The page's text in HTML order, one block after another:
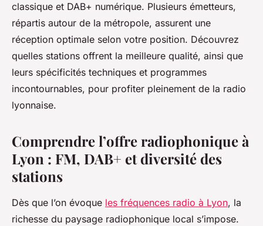
classique et DAB+ numérique. Plusieurs émetteurs,
répartis autour de la métropole, assurent une
réception optimale selon votre position. Découvrez
quelles stations offrent la meilleure qualité, ainsi que
leurs spécificités techniques et programmes
incontournables, pour profiter pleinement de la radio
lyonnaise.
Comprendre l’offre radiophonique à
Lyon : FM, DAB+ et diversité des
stations
Dès que l’on évoque les fréquences radio à Lyon, la
richesse du paysage radiophonique local s’impose.